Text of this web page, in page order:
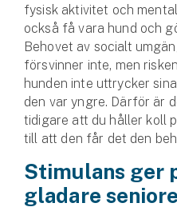
Hyresrättsförsäkring
Fritidshusförsäkring
Företag
Företagsförsäkring
Släpvagnsförsäkring
fysisk aktivitet och
också få vara hund och
Behovet av socialt
försvinner inte, men
hunden inte uttrycker
den var yngre. Därför är
tidigare att du håller koll
till att den får det den
Stimulans ger
gladare